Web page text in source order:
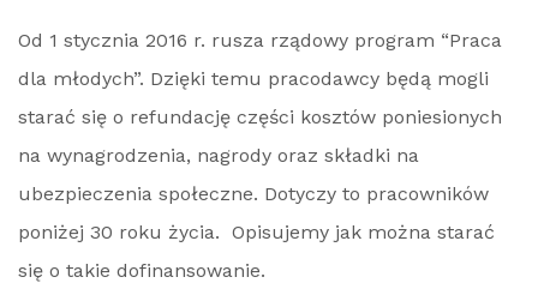
Od 1 stycznia 2016 r. rusza rządowy program “Praca
dla młodych”. Dzięki temu pracodawcy będą mogli
starać się o refundację części kosztów poniesionych
na wynagrodzenia, nagrody oraz składki na
ubezpieczenia społeczne. Dotyczy to pracowników
poniżej 30 roku życia. Opisujemy jak można starać
się o takie dofinansowanie.